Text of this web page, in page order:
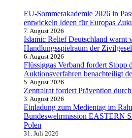
EU-Sommerakademie 2026 in
entwickeln Ideen für Europas
7. August 2026
Islamic Relief Deutschland warnt
Handlungsspielraum der
6. August 2026
Flüssiggas Verband fordert
Auktionsverfahren benachteiligt
5. August 2026
Zentralrat fordert Prävention
3. August 2026
Einladung zum Medientag im
Bundeswehrmission EASTERN
Polen
31. Juli 2026